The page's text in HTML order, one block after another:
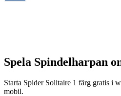
Spela Spindelharpan
Starta Spider Solitaire 1 färg gratis i
mobil.